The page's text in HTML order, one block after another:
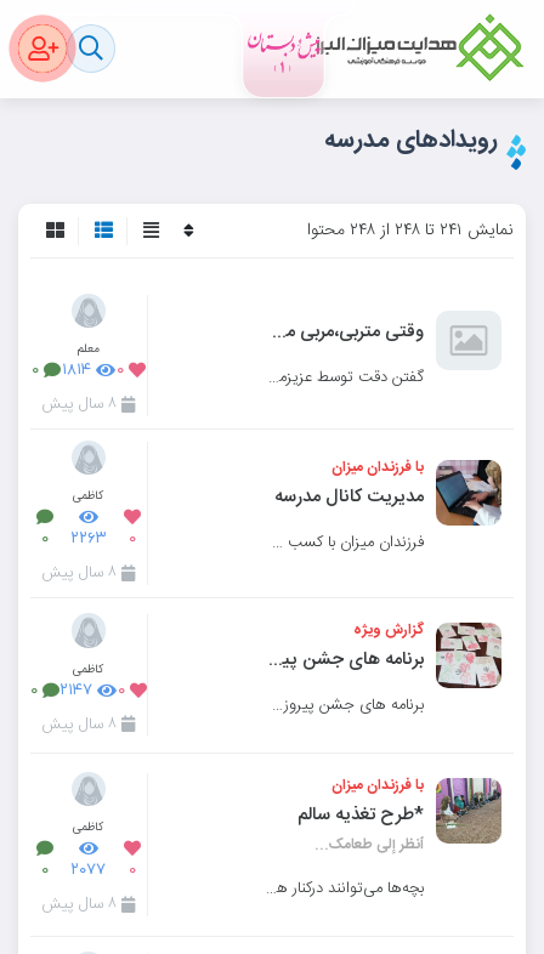
رویدادهای مدرسه
نمایش ۲۴۱ تا ۲۴۸ از ۲۴۸ محتوا
وقتی متربی،مربی می شود.☺️
گفتن دقت توسط عزیزمون به دوستانش
معلم
۰ ۱۸۱۴ ۰
۸ سال پیش
با فرزندان میزان
مدیریت کانال مدرسه
فرزندان میزان با کسب مهارت ورود به فضای مجازی،از فعالیتهای خود گزارش تصویری تهیه کرده و با ضمیمه ی ز
کاظمی
۰ ۲۲۶۳ ۰
۸ سال پیش
گزارش ویژه
برنامه های جشن پیروزی انقلاب اسلامی ایران در مدرسه رافعه
برنامه های جشن پیروزی انقلاب اسلامی ایران در مدرسه رافعه
کاظمی
۰ ۲۱۴۷ ۰
۸ سال پیش
با فرزندان میزان
*طرح تغذیه سالم
ٱنظر إلی طعامک...
بچه‌ها می‌توانند درکنار هم و با کمک هم با میان وعده های مناسب که هم در حفظ سلامتی ایشان
کاظمی
۰ ۲۰۷۷ ۰
۸ سال پیش